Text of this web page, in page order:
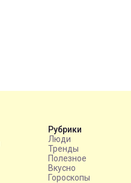
Рубрики
Люди
Тренды
Полезное
Вкусно
Гороскопы